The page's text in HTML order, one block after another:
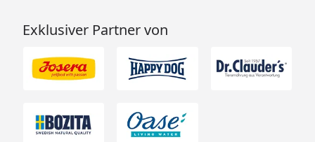
Exklusiver Partner von